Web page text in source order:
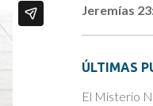
Jeremías
ÚLTIMAS
El Misterio